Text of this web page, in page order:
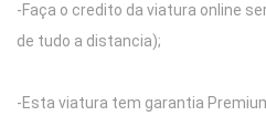
-Faça o credito da viatura online
de tudo a distancia);
-Esta viatura tem garantia